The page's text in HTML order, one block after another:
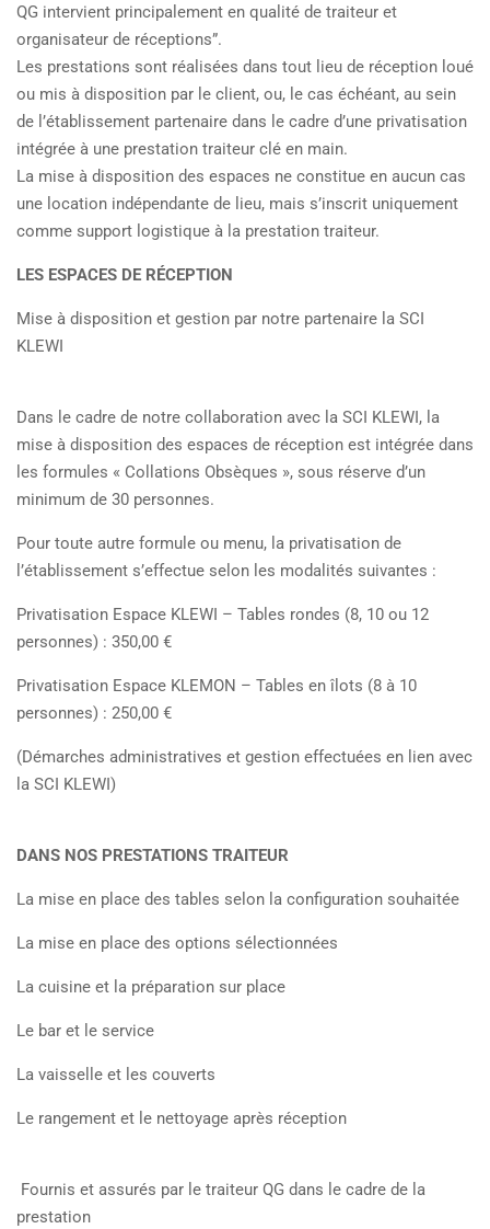
QG intervient principalement en qualité de traiteur et
organisateur de réceptions”.
Les prestations sont réalisées dans tout lieu de réception loué
ou mis à disposition par le client, ou, le cas échéant, au sein
de l’établissement partenaire dans le cadre d’une privatisation
intégrée à une prestation traiteur clé en main.
La mise à disposition des espaces ne constitue en aucun cas
une location indépendante de lieu, mais s’inscrit uniquement
comme support logistique à la prestation traiteur.
LES ESPACES DE RÉCEPTION
Mise à disposition et gestion par notre partenaire la SCI
KLEWI
Dans le cadre de notre collaboration avec la SCI KLEWI, la
mise à disposition des espaces de réception est intégrée dans
les formules « Collations Obsèques », sous réserve d’un
minimum de 30 personnes.
Pour toute autre formule ou menu, la privatisation de
l’établissement s’effectue selon les modalités suivantes :
Privatisation Espace KLEWI – Tables rondes (8, 10 ou 12
personnes) : 350,00 €
Privatisation Espace KLEMON – Tables en îlots (8 à 10
personnes) : 250,00 €
(Démarches administratives et gestion effectuées en lien avec
la SCI KLEWI)
DANS NOS PRESTATIONS TRAITEUR
La mise en place des tables selon la configuration souhaitée
La mise en place des options sélectionnées
La cuisine et la préparation sur place
Le bar et le service
La vaisselle et les couverts
Le rangement et le nettoyage après réception
Fournis et assurés par le traiteur QG dans le cadre de la
prestation